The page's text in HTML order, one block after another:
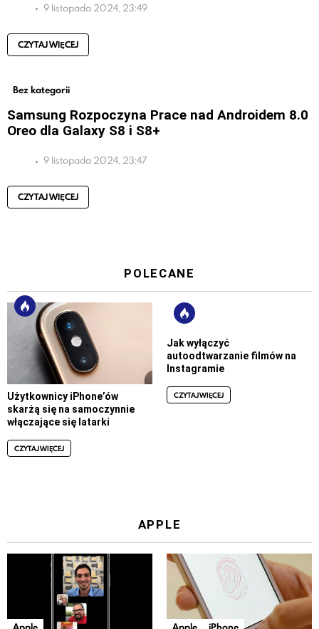
9 listopada 2024, 23:49
CZYTAJ WIĘCEJ
Bez kategorii
Samsung Rozpoczyna Prace nad Androidem 8.0
Oreo dla Galaxy S8 i S8+
9 listopada 2024, 23:47
CZYTAJ WIĘCEJ
POLECANE
Użytkownicy iPhone’ów
skarżą się na samoczynnie
włączające się latarki
CZYTAJ WIĘCEJ
Jak wyłączyć
autoodtwarzanie filmów na
Instagramie
CZYTAJ WIĘCEJ
APPLE